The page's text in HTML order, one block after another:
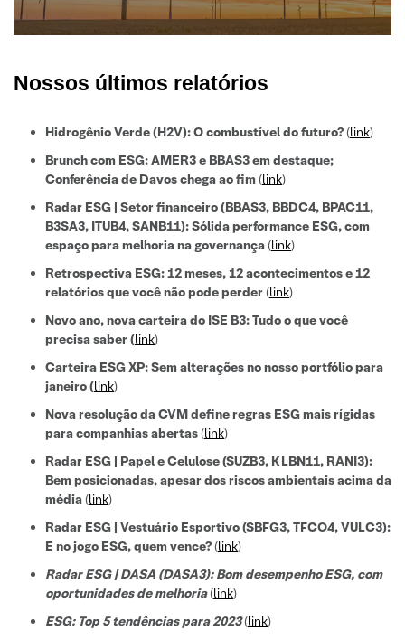
Nossos últimos relatórios
Hidrogênio Verde (H2V): O combustível do futuro?(link)
Brunch com ESG: AMER3 e BBAS3 em destaque;
Conferência de Davos chega ao fim(link)
Radar ESG | Setor financeiro (BBAS3, BBDC4, BPAC11,
B3SA3, ITUB4, SANB11): Sólida performance ESG, com
espaço para melhoria na governança(link)
Retrospectiva ESG: 12 meses, 12 acontecimentos e 12
relatórios que você não pode perder(link)
Novo ano, nova carteira do ISE B3: Tudo o que você
precisa saber(link)
Carteira ESG XP: Sem alterações no nosso portfólio para
janeiro (link)
Nova resolução da CVM define regras ESG mais rígidas
para companhias abertas(link)
Radar ESG | Papel e Celulose (SUZB3, KLBN11, RANI3):
Bem posicionadas, apesar dos riscos ambientais acima da
média(link)
Radar ESG | Vestuário Esportivo (SBFG3, TFCO4, VULC3):
E no jogo ESG, quem vence?(link)
Radar ESG | DASA (DASA3): Bom desempenho ESG, com
oportunidades de melhoria(link)
ESG: Top 5 tendências para 2023(link)